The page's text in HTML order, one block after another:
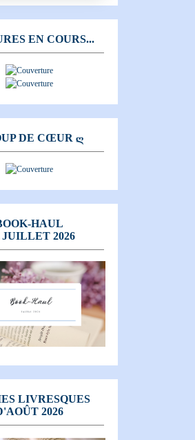
EN COURS...
DE CŒUR Ღ
HAUL
JUILLET 2026
LIVRESQUES
2026